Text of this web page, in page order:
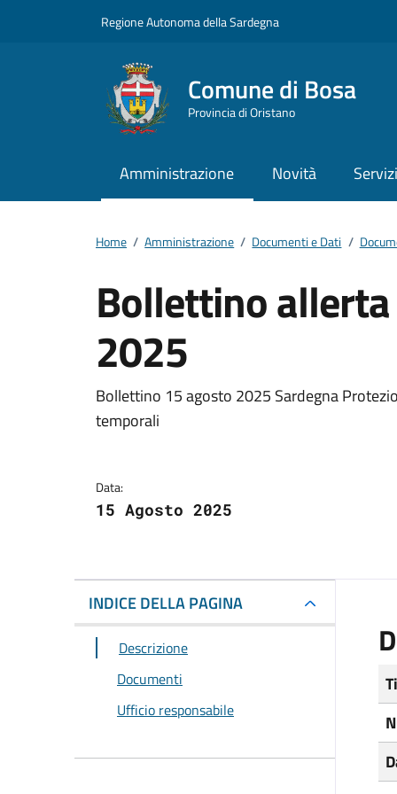
Regione Autonoma della Sardegna
Comune di Bosa
Provincia di Oristano
Amministrazione Novità Servizi
Home / Amministrazione / Documenti e Dati /
Bollettino
2025
Dettagli del
Bollettino 15 agosto 2025 Sardegna
temporali
Data:
15 Agosto 2025
INDICE DELLA PAGINA
Descrizione
Documenti
Ufficio responsabile